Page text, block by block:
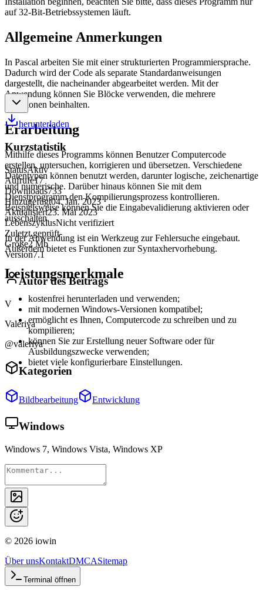
auf 32-Bit-Betriebssystemen läuft.
Allgemeine Anmerkungen
In Pascal arbeiten Sie mit einer strukturierten Programmiersprache.
Dadurch wird der Code als separate Standardanweisungen
dargestellt, die nacheinander abgearbeitet werden. Mit der
Anwendung können Sie Blöcke verwenden, die mehrere
Funktionen beinhalten.
Erarbeitung
Mithilfe dieses Programms können Benutzer Computercode
erstellen, untersuchen, korrigieren und übersetzen. Verschiedene
Datentypen können benutzt werden, darunter logische, zeichenartige
und numerische. Darüber hinaus können Sie mit dem
Dienstprogramm den Kompilierungsprozess kontrollieren.
Beispielsweise können Sie die Eingabevalidierung aktivieren oder
ausschalten.
In der Anwendung ist ein Werkzeug zur Fehlersuche eingebaut.
Außerdem bietet es Funktionen zur Syntaxhervorhebung.
Leistungsmerkmale
kostenfrei herunterladen und verwenden;
mit modernen Windows-Versionen kompatibel;
ermöglicht es Ihnen, Computercode zu schreiben und zu
kompilieren;
können Sie zur Erstellung neuer Software oder für
Ausbildungszwecke verwenden;
bietet viele konfigurierbare Einstellungen.
herunterladen
Kurzstatistik
StatusAktiv
Aufrufe17
Downloads733
Hinzugefügt04. Jan. 2023
Aktualisiert23. Mai 2023
LebenszyklusNicht verifiziert
Zuletzt geprüft-
Größe2 Mb
Version7.1
Autor des Beitrags
V
Valeriya
@valeriya
Kategorien
Bildbearbeitung Entwicklung
Windows
Windows 7, Windows Vista, Windows XP
© 2026 iowin
Über unsKontaktDMCASitemap
Terminal öffnen